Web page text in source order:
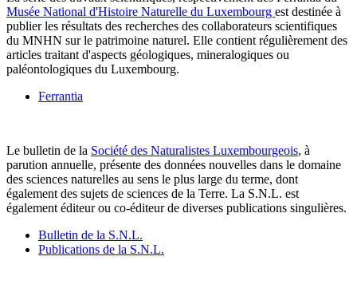
Musée National d'Histoire Naturelle du Luxembourg est destinée à
publier les résultats des recherches des collaborateurs scientifiques
du MNHN sur le patrimoine naturel. Elle contient régulièrement des
articles traitant d'aspects géologiques, mineralogiques ou
paléontologiques du Luxembourg.
Ferrantia
Le bulletin de la Société des Naturalistes Luxembourgeois, à
parution annuelle, présente des données nouvelles dans le domaine
des sciences naturelles au sens le plus large du terme, dont
également des sujets de sciences de la Terre. La S.N.L. est
également éditeur ou co-éditeur de diverses publications singulières.
Bulletin de la S.N.L.
Publications de la S.N.L.